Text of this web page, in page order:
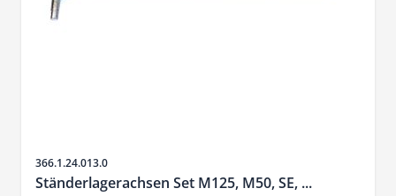
Artikelnr.
366.1.24.013.0
Ständerlagerachsen Set M125, M50, SE, ...